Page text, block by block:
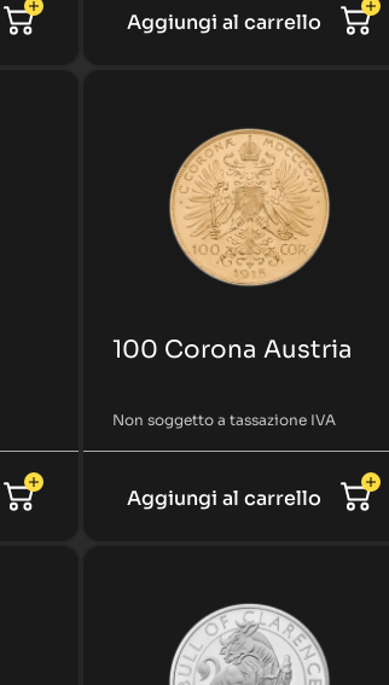
Aggiungi al carrello
100 Corona Austria
Non soggetto a tassazione IVA
Aggiungi al carrello